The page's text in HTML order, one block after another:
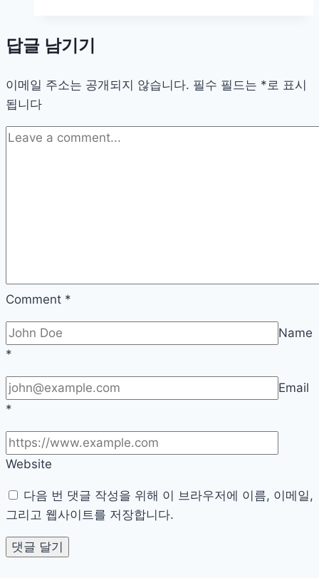
텐
시
청
답글 남기기
이메일 주소는 공개되지 않습니다. 필수 필드는 *로 표시
됩니다
Comment *
Name
*
Email
*
Website
다음 번 댓글 작성을 위해 이 브라우저에 이름, 이메일,
그리고 웹사이트를 저장합니다.